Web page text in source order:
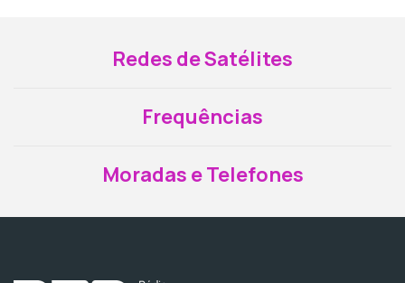
Redes de Satélites
Frequências
Moradas e Telefones